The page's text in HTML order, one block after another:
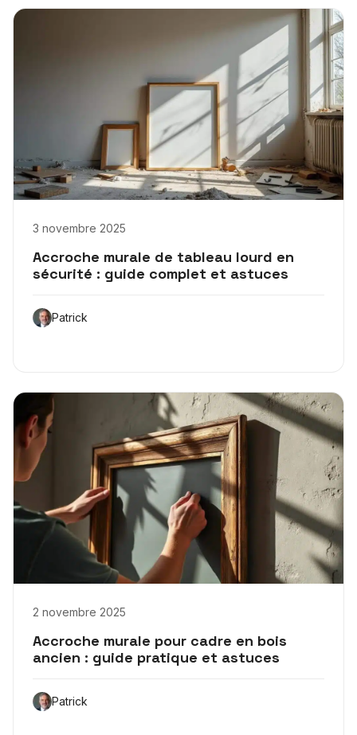
3 novembre 2025
Accroche murale de tableau lourd en
sécurité : guide complet et astuces
Patrick
2 novembre 2025
Accroche murale pour cadre en bois
ancien : guide pratique et astuces
Patrick